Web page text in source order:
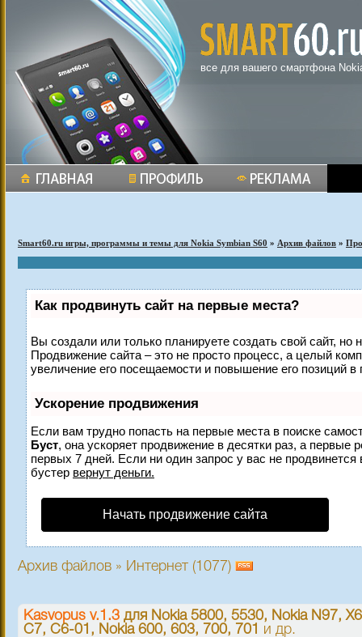
все для вашего смартфона
Smart60.ru игры, программы и темы для Nokia Symbian S60 » Архив файлов »
Как продвинуть сайт на первые места?
Вы создали или только планируете создать свой сайт, но
Продвижение сайта – это не просто процесс, а целый
увеличение его посещаемости и повышение его позиций в
Ускорение продвижения
Если вам трудно попасть на первые места в поиске
Буст, она ускоряет продвижение в десятки раз, а первые
первых 7 дней. Если ни один запрос у вас не
бустер вернут деньги.
Начать продвижение сайта
Архив файлов » Интернет (1077)
Kasvopus v.1.3 для Nokia 5800, 5530, Nokia N97,
C7, C6-01, Nokia 600, 603, 700, 701
и др.